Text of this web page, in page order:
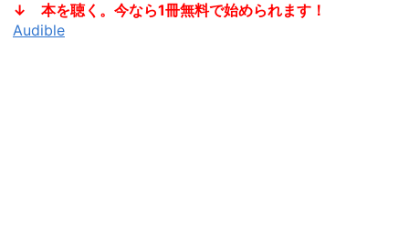
↓ 本を聴く。今なら1冊無料で始められます！
Audible